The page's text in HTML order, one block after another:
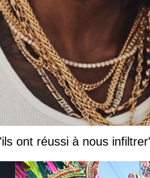
ont réussi à nous